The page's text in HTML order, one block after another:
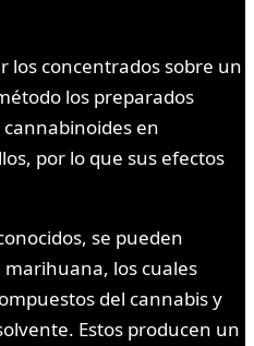
los concentrados sobre un
los preparados
en
por lo que sus efectos
se pueden
los cuales
del cannabis y
Estos producen un